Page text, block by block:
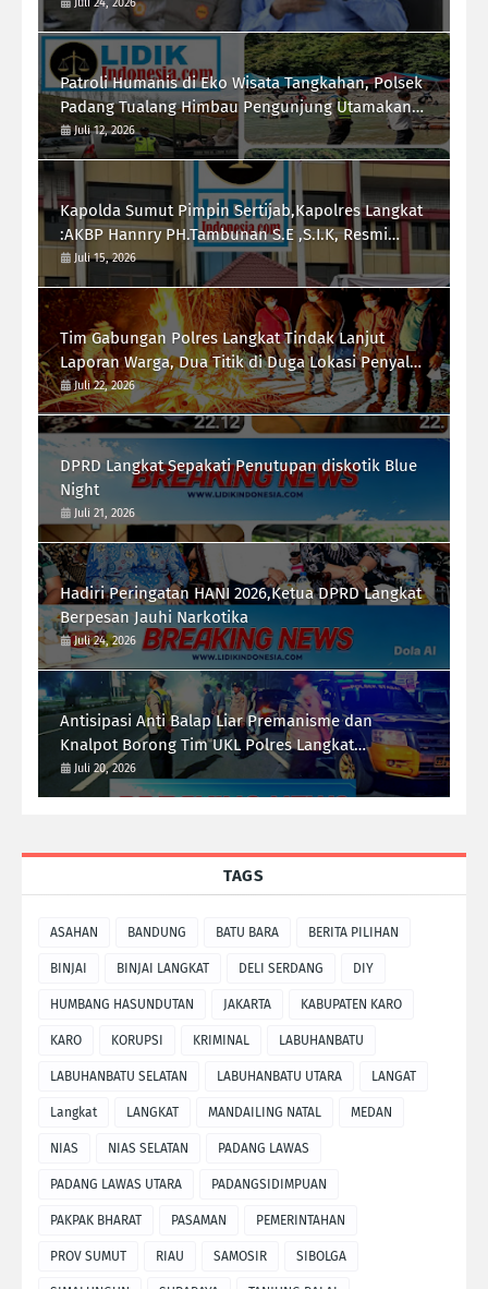
Patroli Humanis di Eko Wisata Tangkahan, Polsek
Padang Tualang Himbau Pengunjung Utamakan
Keselamatan
Juli 12, 2026
Kapolda Sumut Pimpin Sertijab,Kapolres Langkat
:AKBP Hannry PH.Tambunan S.E ,S.I.K, Resmi
Menjabat
Juli 15, 2026
Tim Gabungan Polres Langkat Tindak Lanjut
Laporan Warga, Dua Titik di Duga Lokasi Penyalah
Gunaan Narkoba di Desa Bubun di Musnahkan
Juli 22, 2026
DPRD Langkat Sepakati Penutupan diskotik Blue
Night
Juli 21, 2026
Hadiri Peringatan HANI 2026,Ketua DPRD Langkat
Berpesan Jauhi Narkotika
Juli 24, 2026
Antisipasi Anti Balap Liar Premanisme dan
Knalpot Borong Tim UKL Polres Langkat
Laksanakan Patroli Malam
Juli 20, 2026
TAGS
ASAHAN BANDUNG BATU BARA BERITA PILIHAN
BINJAI BINJAI LANGKAT DELI SERDANG DIY
HUMBANG HASUNDUTAN JAKARTA KABUPATEN KARO
KARO KORUPSI KRIMINAL LABUHANBATU
LABUHANBATU SELATAN LABUHANBATU UTARA LANGAT
Langkat LANGKAT MANDAILING NATAL MEDAN
NIAS NIAS SELATAN PADANG LAWAS
PADANG LAWAS UTARA PADANGSIDIMPUAN
PAKPAK BHARAT PASAMAN PEMERINTAHAN
PROV SUMUT RIAU SAMOSIR SIBOLGA